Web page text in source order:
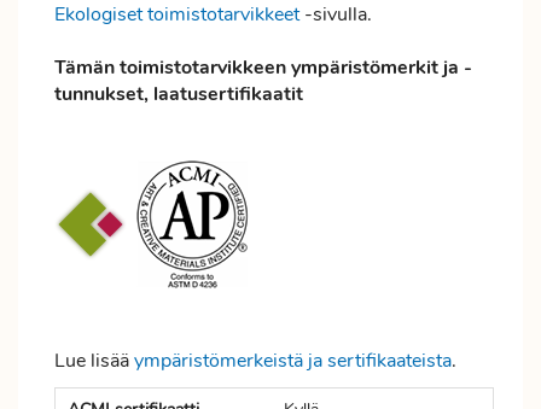
Ekologiset toimistotarvikkeet-sivulla.
Tämän toimistotarvikkeen ympäristömerkit ja -
tunnukset, laatusertifikaatit
Lue lisääympäristömerkeistä ja sertifikaateista.